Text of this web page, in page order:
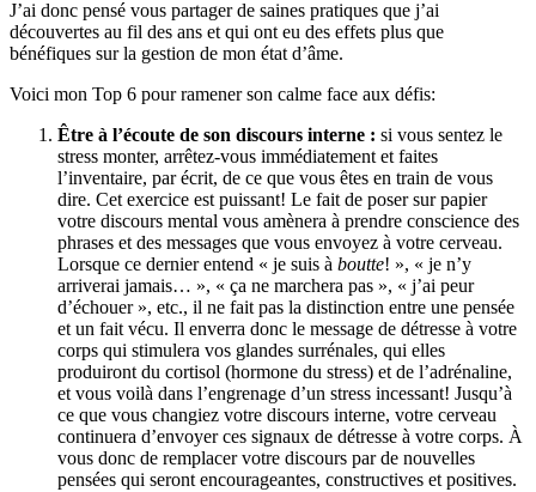
J’ai donc pensé vous partager de saines pratiques que j’ai
découvertes au fil des ans et qui ont eu des effets plus que
bénéfiques sur la gestion de mon état d’âme.
Voici mon Top 6 pour ramener son calme face aux défis:
Être à l’écoute de son discours interne : si vous sentez le
stress monter, arrêtez-vous immédiatement et faites
l’inventaire, par écrit, de ce que vous êtes en train de vous
dire. Cet exercice est puissant! Le fait de poser sur papier
votre discours mental vous amènera à prendre conscience des
phrases et des messages que vous envoyez à votre cerveau.
Lorsque ce dernier entend « je suis à boutte! », « je n’y
arriverai jamais… », « ça ne marchera pas », « j’ai peur
d’échouer », etc., il ne fait pas la distinction entre une pensée
et un fait vécu. Il enverra donc le message de détresse à votre
corps qui stimulera vos glandes surrénales, qui elles
produiront du cortisol (hormone du stress) et de l’adrénaline,
et vous voilà dans l’engrenage d’un stress incessant! Jusqu’à
ce que vous changiez votre discours interne, votre cerveau
continuera d’envoyer ces signaux de détresse à votre corps. À
vous donc de remplacer votre discours par de nouvelles
pensées qui seront encourageantes, constructives et positives.